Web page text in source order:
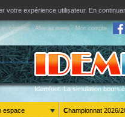
votre expérience utilisateur. En
au contenu Aller au menu Mon compte
Idemfoot. La simulation
espace Championnat 2026/